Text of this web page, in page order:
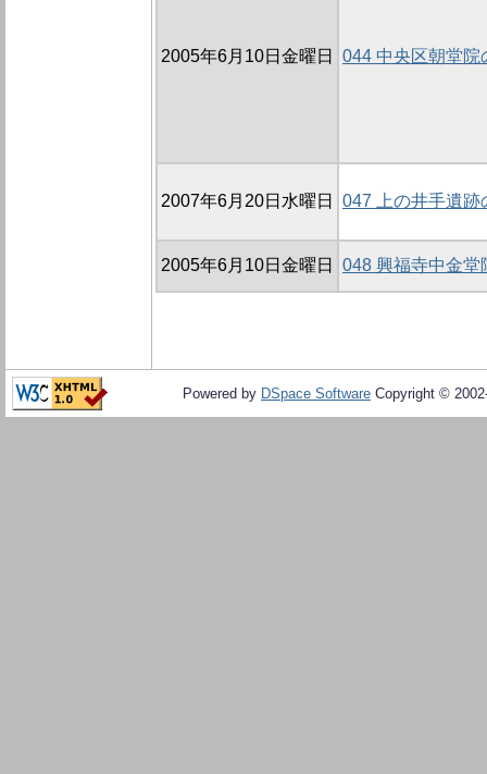
2005年6月10日金曜日 044 中央区朝堂院
2007年6月20日水曜日 047 上の井手遺跡
2005年6月10日金曜日 048 興福寺中金
Powered by DSpace Software Copyright ©